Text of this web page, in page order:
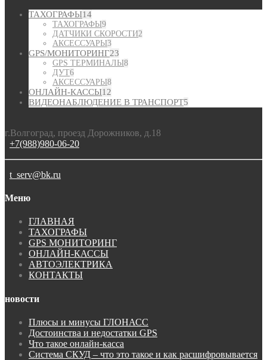
ТАХОГРАФЫ14
ТАХОГРАФЫ9
ДАТЧИКИ СКОРОСТИ2
АКСЕССУАРЫ3
GPS/МОНИТОРИНГ23
GPS ТЕРМИНАЛЫ8
ДУТ6
АКСЕССУАРЫ8
ОНЛАЙН-КАССЫ12
ВИДЕОНАБЛЮДЕНИЕ В ТРАНСПОРТ5
г.Волгоград, проезд Дорожников, д.18
+7(988)980-06-20
t_serv@bk.ru
Меню
ГЛАВНАЯ
ТАХОГРАФЫ
GPS МОНИТОРИНГ
ОНЛАЙН-КАССЫ
АВТОЭЛЕКТРИКА
КОНТАКТЫ
новости
Плюсы и минусы ГЛОНАСС
Достоинства и недостатки GPS
Что такое онлайн-касса
Система СКУД – что это такое и как расшифровывается